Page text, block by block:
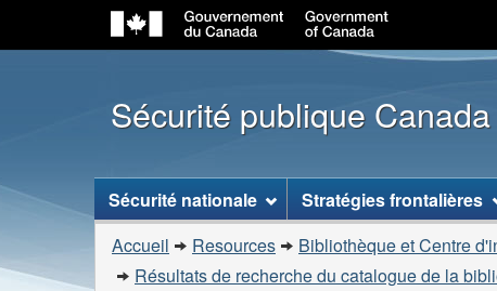
Sécurité publique Canada
Menu
des
sujets
Sécurité nationale Stratégies frontalières
Vous
êtes
Accueil Resources Bibliothèque et Centre
Résultats de recherche du catalogue de la